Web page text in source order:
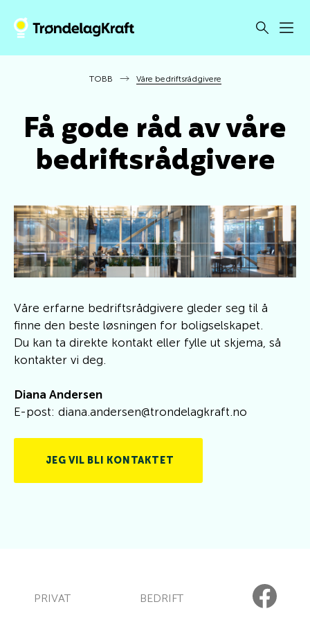
TOBB Våre bedriftsrådgivere
Få gode råd av våre
bedriftsrådgivere
Våre erfarne bedriftsrådgivere gleder seg til å
finne den beste løsningen for boligselskapet.
Du kan ta direkte kontakt eller fylle ut skjema, så
kontakter vi deg.
Diana Andersen
E-post: diana.andersen@trondelagkraft.no
JEG VIL BLI KONTAKTET
PRIVAT BEDRIFT